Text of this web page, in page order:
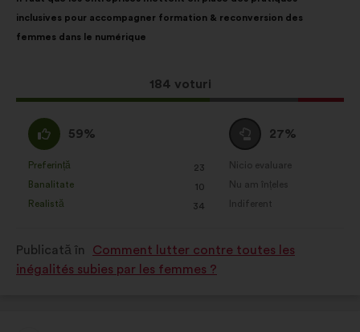
propunerii:
inclusives pour accompagner formation & reconversion des
femmes dans le numérique
Această
propunere
184 voturi
următoarea
distribuire:
Acord
:
59%
clasificarea:
Preferință
: 23
ori
Banalitate
: 10
ori
Realistă
: 34
ori
Neutru
:
27%
clasificarea:
Nicio evaluare
:ori
Nu am înțeles
:ori
Indiferent
:ori
Publicată în
Comment lutter contre toutes les
inégalités subies par les femmes ?